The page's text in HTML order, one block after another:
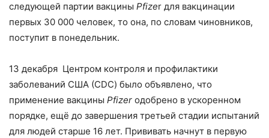
следующей партии вакцины Pfizer для вакцинации
первых 30 000 человек, то она, по словам чиновников,
поступит в понедельник.
13 декабря Центром контроля и профилактики
заболеваний США (CDC) было объявлено, что
применение вакцины Pfizer одобрено в ускоренном
порядке, ещё до завершения третьей стадии испытаний
для людей старше 16 лет. Прививать начнут в первую